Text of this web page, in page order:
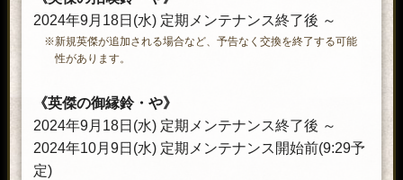
2024年9月18日(水) 定期メンテナンス終了後 ～
※新規英傑が追加される場合など、予告なく交換を終了する可能
性があります。
《英傑の御縁鈴・や》
2024年9月18日(水) 定期メンテナンス終了後 ～
2024年10月9日(水) 定期メンテナンス開始前(9:29予
定)